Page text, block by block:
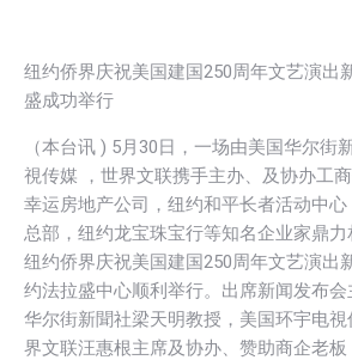
纽约侨界庆祝美国建国250周年文艺演出
盛成功举行
（本台讯 ) 5月30日，一场由美国华尔街
視传媒 ，世界文联携手主办、及协办工
幸运房地产公司，纽约和平长者活动中
总部，纽约龙宝珠宝行等知名企业家鼎力
纽约侨界庆祝美国建国250周年文艺演出
约法拉盛中心顺利举行。出席新闻发布会
华尔街新聞社梁天明教授，美国环宇电
界文联汪惠根主席及协办、赞助商企老